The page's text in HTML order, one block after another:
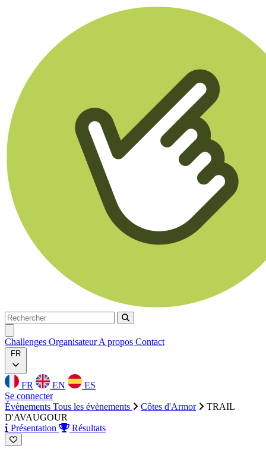
Rechercher
Rechercher
Challenges OrganisateurA propos Contact
FR
FR EN
ES
Se connecter
Évènements Tous les évènements Côtes d'Armor
TRAIL
D'AVAUGOUR
Présentation
Résultats